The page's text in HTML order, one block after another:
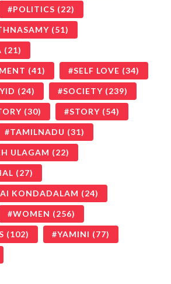
POLITICS (22)
(51)
(21)
(41) SELF LOVE (34)
(24) SOCIETY (239)
(30) STORY (54)
TAMILNADU (31)
ULAGAM (22)
(27)
KONDADALAM (24)
WOMEN (256)
(102) YAMINI (77)